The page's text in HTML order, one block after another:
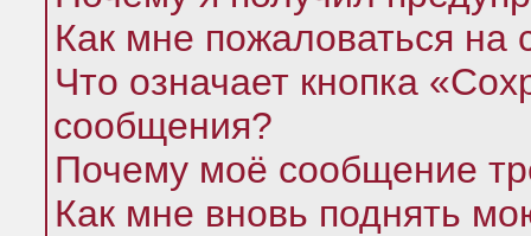
Как мне пожаловаться
Что означает кнопка
сообщения?
Почему моё сообщение
Как мне вновь поднять